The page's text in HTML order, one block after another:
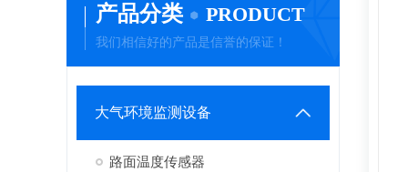
产品分类 PRODUCT
我们相信好的产品是信誉的保证！
大气环境监测设备
路面温度传感器